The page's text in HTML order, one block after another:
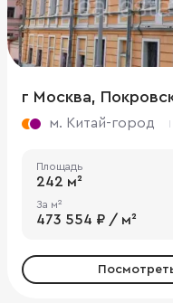
г Москва,
м. Китай-город
Площадь
242 м²
За м²
473 554 ₽ / м²